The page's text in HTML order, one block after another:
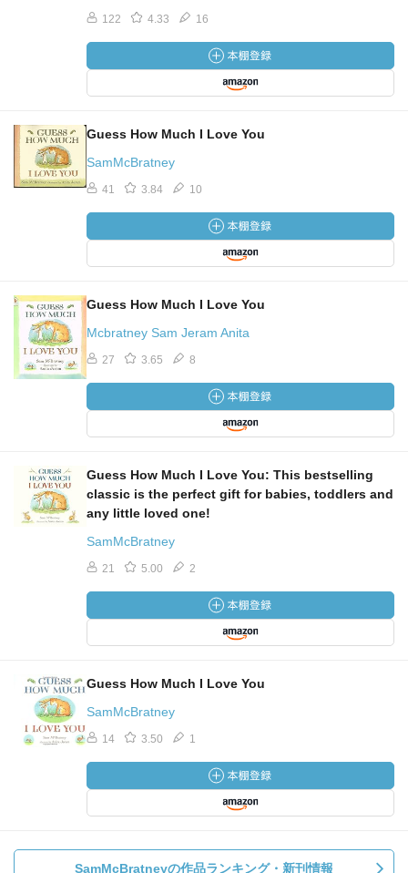
122 4.33 16
Guess How Much I Love You
SamMcBratney
41 3.84 10
Guess How Much I Love You
Mcbratney Sam Jeram Anita
27 3.65 8
Guess How Much I Love You: This bestselling
classic is the perfect gift for babies, toddlers and
any little loved one!
SamMcBratney
21 5.00 2
Guess How Much I Love You
SamMcBratney
14 3.50 1
SamMcBratneyの作品ランキング・新刊情報